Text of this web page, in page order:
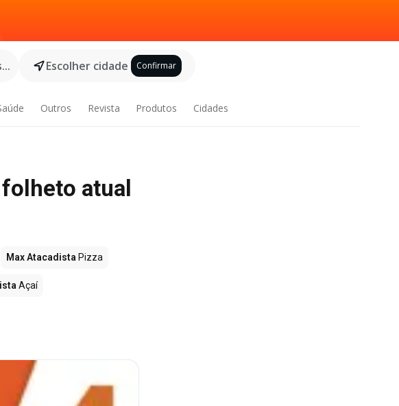
Escolher cidade Confirmar
Outros Revista Produtos Cidades
atual
Max Atacadista Pizza
Açaí